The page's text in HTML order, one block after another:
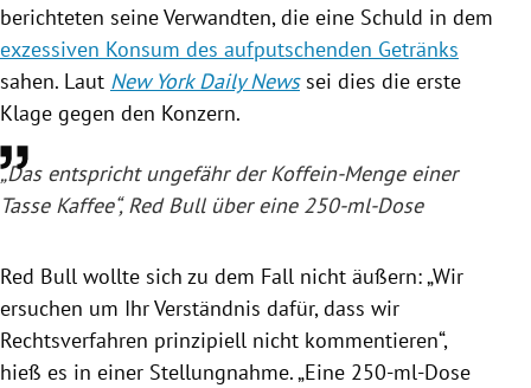
berichteten seine Verwandten, die eine Schuld in dem
exzessiven Konsum des aufputschenden Getränks
sahen. Laut New York Daily Newssei dies die erste
Klage gegen den Konzern.
„Das entspricht ungefähr der Koffein-Menge einer
Tasse Kaffee“,Red Bullüber eine 250-ml-Dose
Red Bull wollte sich zu dem Fall nicht äußern: „Wir
ersuchen um Ihr Verständnis dafür, dass wir
Rechtsverfahren prinzipiell nicht kommentieren“,
hieß es in einer Stellungnahme. „Eine 250-ml-Dose